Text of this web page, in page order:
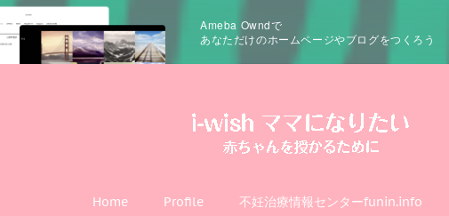
Ameba Owndで
あなただけのホームページやブログをつくろう
Home Profile 不妊治療情報センターfunin.info